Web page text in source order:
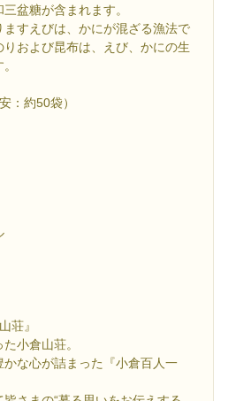
盆糖が含まれます。
すえびは、かにが混ざる漁法で
および昆布は、えび、かにの生
：約50袋）
荘』
小倉山荘。
な心が詰まった『小倉百人一